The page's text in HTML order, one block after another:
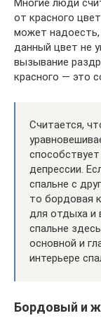
Многие люди
от красного
может надоесть,
данный цвет не
вызывание
красного — это
Считается,
депрессии.
спальне с
то бордовая
для отдыха и
спальне
основной и
интерьере
Бордовый и